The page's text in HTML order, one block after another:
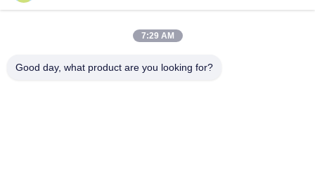
Chi Siamo
Fatory Tour
Controllo Di Qualità
7:29 AM
Good day, what product are you looking for?